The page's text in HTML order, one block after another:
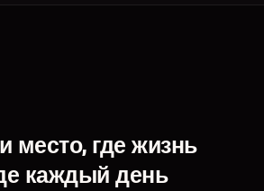
место, где жизнь
каждый день